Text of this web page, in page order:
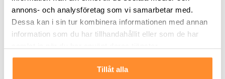
annons- och analysföretag som vi samarbetar med.
Dessa kan i sin tur kombinera informationen med annan
information som du har tillhandahållit eller som de har
Tillåt alla
totala antalet förvärvade Teckningsoptioner. Styrelsen
har idag beslutat om tilldelning av aktier i enlighet
med teckningen. Då utnyttjandeperioden för
Teckningsoptionerna pågår till och med den 31 maj
för teckning av aktier.